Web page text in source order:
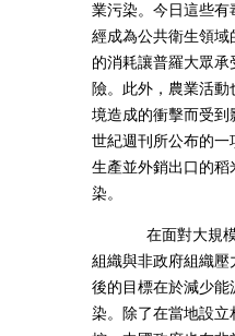
業污染。今日這些
經成為公共衛生領域
的消耗讓普羅大眾
險。此外，農業活
境造成的衝擊而受
世紀週刊所公布的一
生產並外銷出口的
染。
在面對大規
組織與非政府組織壓
後的目標在於減少
染。除了在當地設立